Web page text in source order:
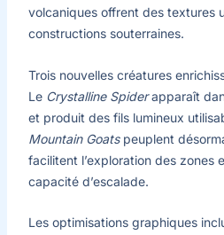
volcaniques offrent des textures
constructions souterraines.
Trois nouvelles créatures
Le Crystalline Spiderapparaît
et produit des fils lumineux
Mountain Goatspeuplent
facilitent l’exploration des zones
capacité d’escalade.
Les optimisations graphiques